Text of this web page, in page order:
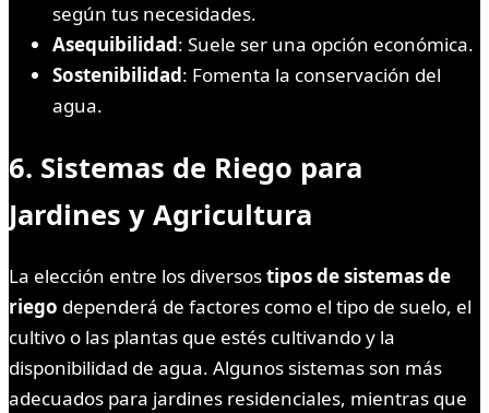
según tus necesidades.
Asequibilidad: Suele ser una opción económica.
Sostenibilidad: Fomenta la conservación del
agua.
6. Sistemas de Riego para
Jardines y Agricultura
La elección entre los diversostipos de sistemas de
riego dependerá de factores como el tipo de suelo, el
cultivo o las plantas que estés cultivando y la
disponibilidad de agua. Algunos sistemas son más
adecuados para jardines residenciales, mientras que